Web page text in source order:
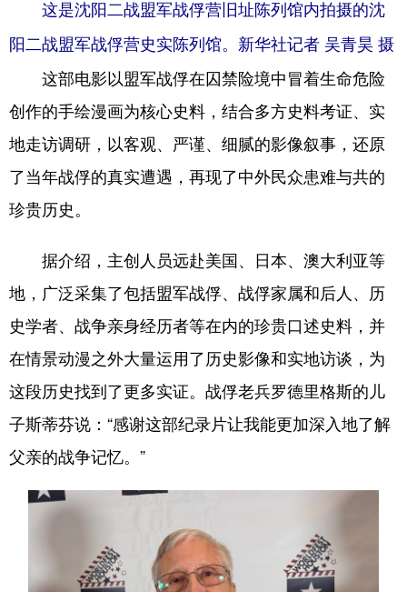
这是沈阳二战盟军战俘营旧址陈列馆内拍摄的沈
阳二战盟军战俘营史实陈列馆。新华社记者 吴青昊 摄
这部电影以盟军战俘在囚禁险境中冒着生命危险
创作的手绘漫画为核心史料，结合多方史料考证、实
地走访调研，以客观、严谨、细腻的影像叙事，还原
了当年战俘的真实遭遇，再现了中外民众患难与共的
珍贵历史。
据介绍，主创人员远赴美国、日本、澳大利亚等
地，广泛采集了包括盟军战俘、战俘家属和后人、历
史学者、战争亲身经历者等在内的珍贵口述史料，并
在情景动漫之外大量运用了历史影像和实地访谈，为
这段历史找到了更多实证。战俘老兵罗德里格斯的儿
子斯蒂芬说：“感谢这部纪录片让我能更加深入地了解
父亲的战争记忆。”